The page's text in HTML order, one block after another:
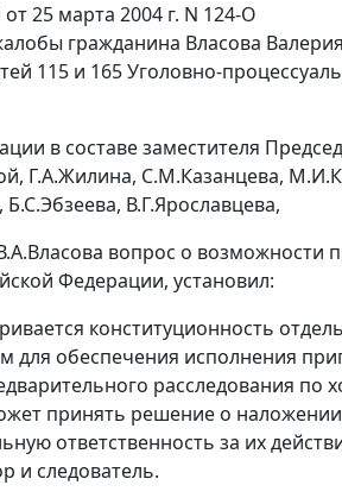
25 марта 2004 г. N 124-О
гражданина Власова
115 и 165 Уголовно-
в составе заместителя
Г.А.Жилина, С.М.Казанцева,
В.Г.Ярославцева,
вопрос о возможности
Федерации, установил:
конституционность
обеспечения исполнения
расследования по
принять решение о
ответственность за их
и следователь.